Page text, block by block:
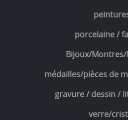
porcelaine /
Bijoux/
médailles/pièces de
gravure / dessin /
verre/